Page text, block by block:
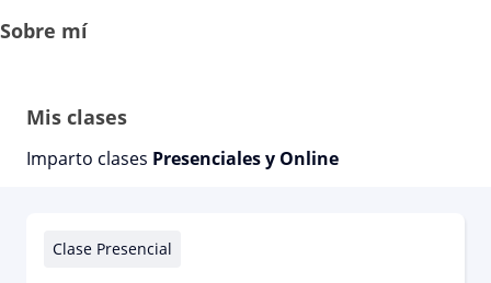
Sobre mí
Mis clases
Imparto clases Presenciales y Online
Clase Presencial